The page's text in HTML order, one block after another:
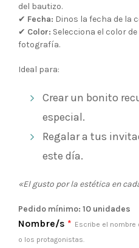
del bautizo.
✔ Fecha: Dinos la fecha de la
✔ Color: Selecciona el color
fotografía.
Ideal para:
Crear un bonito
especial.
Regalar a tus
este día.
«El gusto por la estética en
Pedido mínimo: 10 unidades
Nombre/s * Escribe el
o los protagonistas.